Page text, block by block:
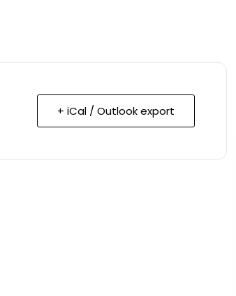
+ iCal / Outlook export